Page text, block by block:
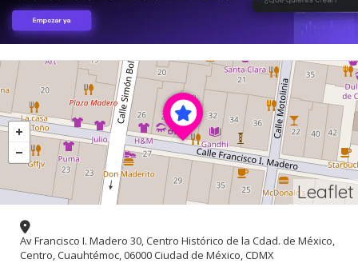
Leaflet
Av Francisco I. Madero 30, Centro Histórico de la Cdad. de México,
Centro, Cuauhtémoc, 06000 Ciudad de México, CDMX